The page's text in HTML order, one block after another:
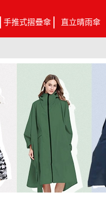
手推式摺疊傘 直立晴雨傘